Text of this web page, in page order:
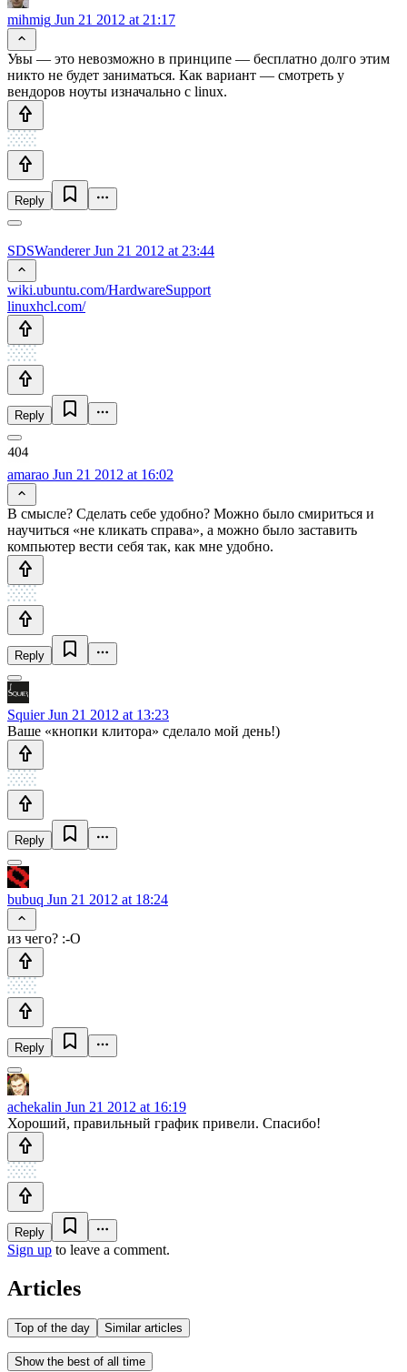
mihmig Jun 21 2012 at 21:17
Увы — это невозможно в принципе — бесплатно долго этим
никто не будет заниматься. Как вариант — смотреть у
вендоров ноуты изначально с linux.
Reply
SDSWandererJun 21 2012 at 23:44
wiki.ubuntu.com/HardwareSupport
linuxhcl.com/
Reply
amarao Jun 21 2012 at 16:02
В смысле? Сделать себе удобно? Можно было смириться и
научиться «не кликать справа», а можно было заставить
компьютер вести себя так, как мне удобно.
Reply
SquierJun 21 2012 at 13:23
Ваше «кнопки клитора» сделало мой день!)
Reply
bubuq Jun 21 2012 at 18:24
из чего? :-O
Reply
achekalin Jun 21 2012 at 16:19
Хороший, правильный график привели. Спасибо!
Reply
Sign up to leave a comment.
Articles
Top of the day Similar articles
Show the best of all time